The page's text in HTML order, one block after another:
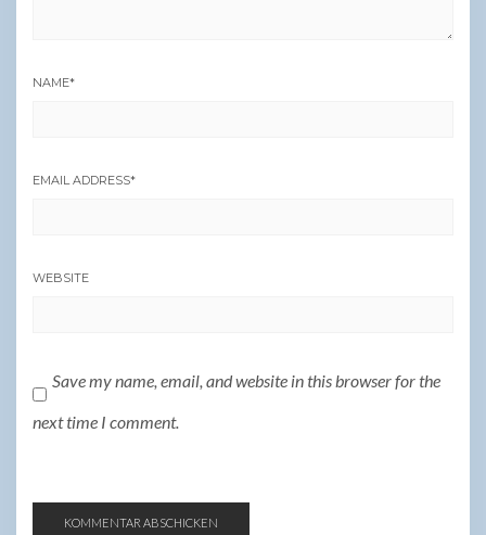
NAME*
EMAIL ADDRESS*
WEBSITE
Save my name, email, and website in this browser for the
next time I comment.